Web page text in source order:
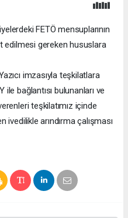
FETÖ mensuplarının
edilmesi gereken hususlara
imzasıyla teşkilatlara
bağlantısı bulunanları ve
teşkilatımız içinde
arındırma çalışması